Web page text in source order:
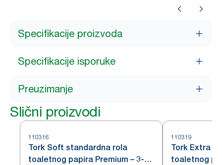
Specifikacije proizvoda
Specifikacije isporuke
Preuzimanje
Slični proizvodi
110316
Tork Soft standardna rola
toaletnog papira Premium – 3-
110319
Tork Extra
toaletnog